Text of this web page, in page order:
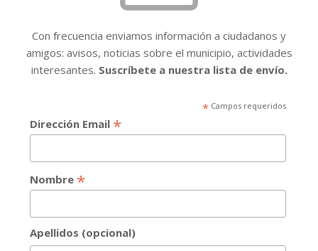
Con frecuencia enviamos información a ciudadanos y
amigos: avisos, noticias sobre el municipio, actividades
interesantes. Suscríbete a nuestra lista de envío.
*Campos requeridos
Dirección Email *
Nombre *
Apellidos (opcional)